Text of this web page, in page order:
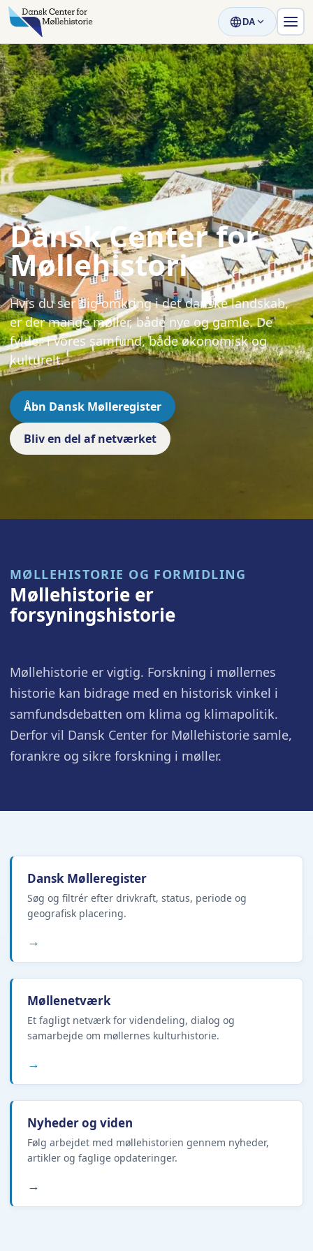
DA
Dansk Center for
Møllehistorie
Hvis du ser dig omkring i det danske landskab,
er der mange møller, både nye og gamle. De
fylder i vores samfund, både økonomisk og
kulturelt.
Åbn Dansk Mølleregister
Bliv en del af netværket
MØLLEHISTORIE OG FORMIDLING
Møllehistorie er
forsyningshistorie
Møllehistorie er vigtig. Forskning i møllernes
historie kan bidrage med en historisk vinkel i
samfundsdebatten om klima og klimapolitik.
Derfor vil Dansk Center for Møllehistorie samle,
forankre og sikre forskning i møller.
Dansk Mølleregister
Søg og filtrér efter drivkraft, status, periode og
geografisk placering.
→
Møllenetværk
Et fagligt netværk for videndeling, dialog og
samarbejde om møllernes kulturhistorie.
→
Nyheder og viden
Følg arbejdet med møllehistorien gennem nyheder,
artikler og faglige opdateringer.
→